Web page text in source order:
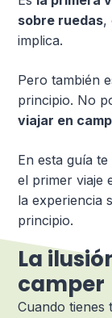
sobre ruedas,
implica.
Pero también
principio. No
viajar en
En esta guía
el primer viaje
la experiencia
principio.
La
camper
Cuando